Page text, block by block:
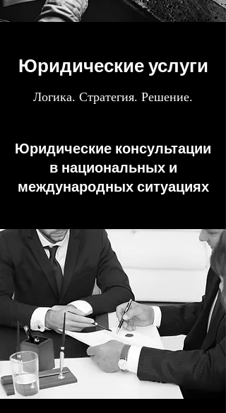
Юридические услуги
Логика. Стратегия. Решение.
Юридические консультации
в национальных и
международных ситуациях